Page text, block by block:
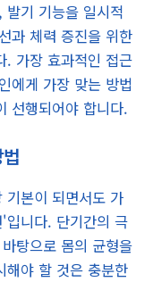
기 기능을 일시적
과 체력 증진을 위한
가장 효과적인 접근
에게 가장 맞는 방법
선행되어야 합니다.
기본이 되면서도 가
니다. 단기간의 극
탕으로 몸의 균형을
해야 할 것은 충분한